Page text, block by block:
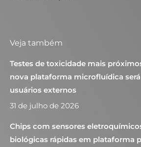
Veja também
Testes de toxicidade mais
nova plataforma microfluídica
usuários externos
31 de julho de 2026
Chips com sensores
biológicas rápidas em plataforma